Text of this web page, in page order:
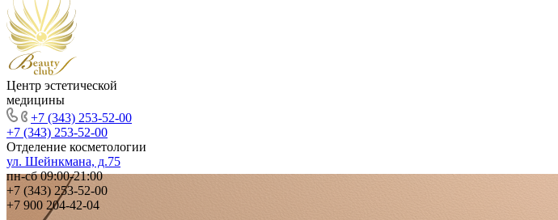
Центр эстетической
медицины
+7 (343) 253-52-00
+7 (343) 253-52-00
Отделение косметологии
ул. Шейнкмана, д.75
пн-сб 09:00-21:00
+7 (343) 253-52-00
+7 900 204-42-04